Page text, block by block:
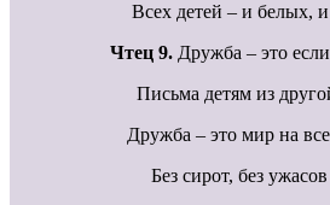
Всех детей – и белых,
Чтец 9. Дружба – это
Письма детям из
Дружба – это мир на
Без сирот, без